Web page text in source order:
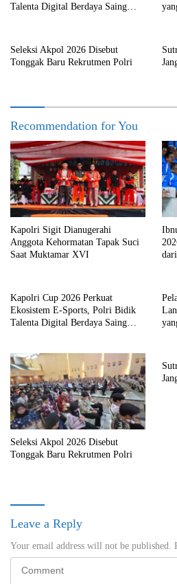
Talenta Digital Berdaya Saing
Seleksi Akpol 2026 Disebut
Tonggak Baru Rekrutmen Polri
Recommendation for You
Kapolri Sigit Dianugerahi
Anggota Kehormatan Tapak Suci
Saat Muktamar XVI
Kapolri Cup 2026 Perkuat
Ekosistem E-Sports, Polri Bidik
Talenta Digital Berdaya Saing
Seleksi Akpol 2026 Disebut
Tonggak Baru Rekrutmen Polri
Leave a Reply
Your email address will not be published.